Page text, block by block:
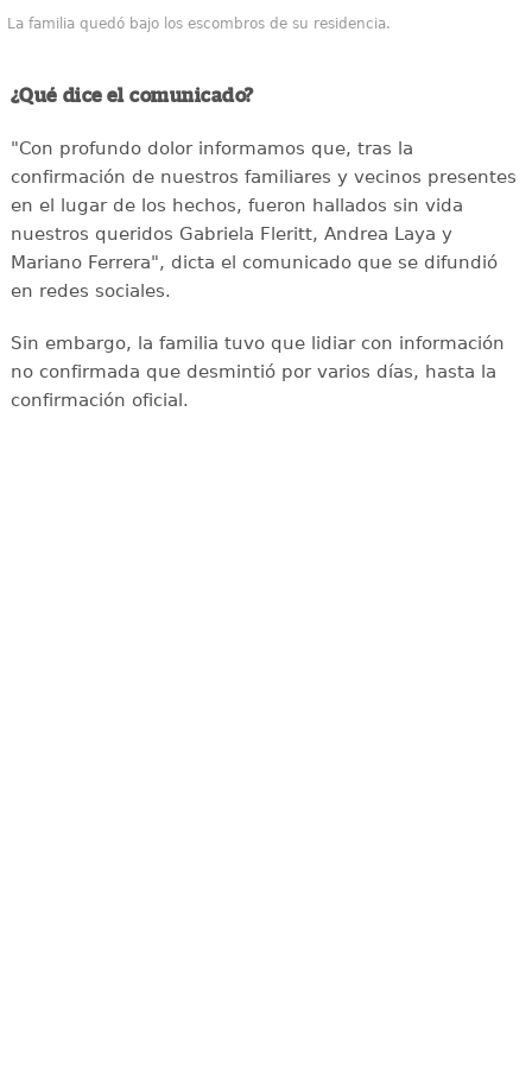
La familia quedó bajo los escombros de su residencia.
¿Qué dice el comunicado?
"Con profundo dolor informamos que, tras la
confirmación de nuestros familiares y vecinos presentes
en el lugar de los hechos, fueron hallados sin vida
nuestros queridos Gabriela Fleritt, Andrea Laya y
Mariano Ferrera", dicta el comunicado que se difundió
en redes sociales.
Sin embargo, la familia tuvo que lidiar con información
no confirmada que desmintió por varios días, hasta la
confirmación oficial.